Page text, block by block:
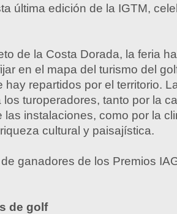
última edición de la IGTM,
de la Costa Dorada, la feria
en el mapa del turismo del
hay repartidos por el territorio.
turoperadores, tanto por la
las instalaciones, como por la
cultural y paisajística.
ganadores de los Premios
de golf